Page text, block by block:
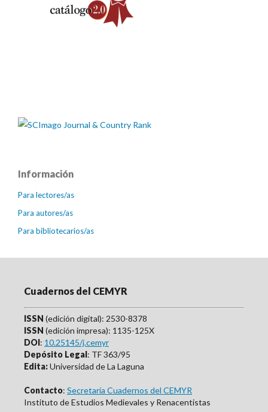
Información
Para lectores/as
Para autores/as
Para bibliotecarios/as
Cuadernos del CEMYR
ISSN (edición digital): 2530-8378
ISSN (edición impresa): 1135-125X
DOI: 10.25145/j.cemyr
Depósito Legal: TF 363/95
Edita:Universidad de La Laguna
Contacto: Secretaría Cuadernos del CEMYR
Instituto de Estudios Medievales y Renacentistas